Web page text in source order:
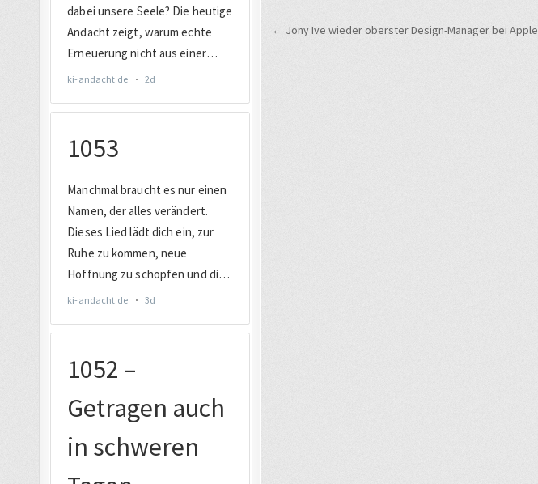
Beitragsnavigation
← Jony Ive wieder oberster Design-Manager bei Apple